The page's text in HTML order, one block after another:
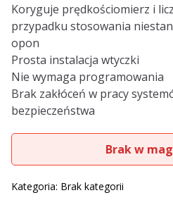
Description
Koryguje prędkościomierz i
przypadku stosowania
opon
Prosta instalacja wtyczki
Nie wymaga programowania
Brak zakłóceń w pracy
bezpieczeństwa
Brak w
Kategoria: Brak kategorii